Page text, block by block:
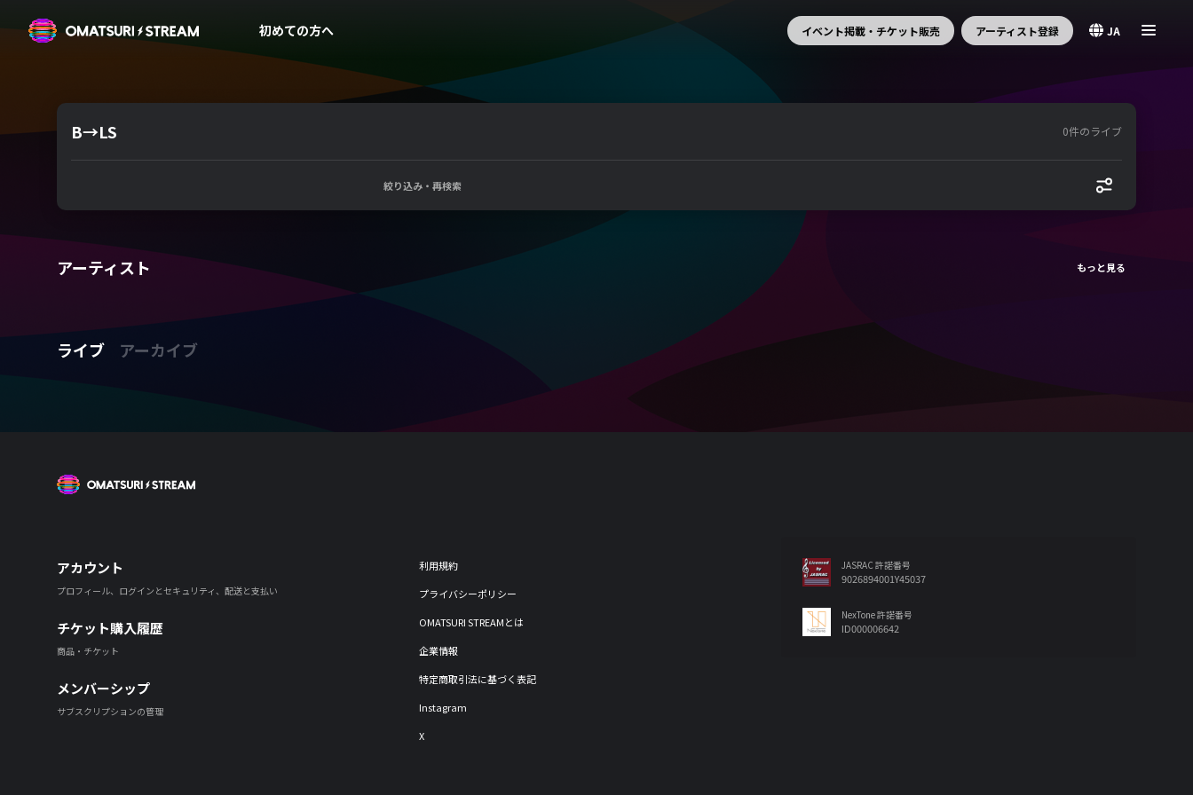
OMATSURI STREAM初めての方へ イベント掲載・チケット販売 アーティスト登録 JA
B→LS 0件のライブ
絞り込み・再検索
アーティスト
ライブ アーカイブ
アカウント
プロフィール、ログインとセキュリティ、配送と支払い
チケット購入履歴
商品・チケット
メンバーシップ
サブスクリプションの管理
利用規約
プライバシーポリシー
OMATSURI STREAMとは
企業情報
特定商取引法に基づく表記
Instagram
X
JASRAC 許諾番号
9026894001Y45037
NexTone 許諾番号
ID000006642